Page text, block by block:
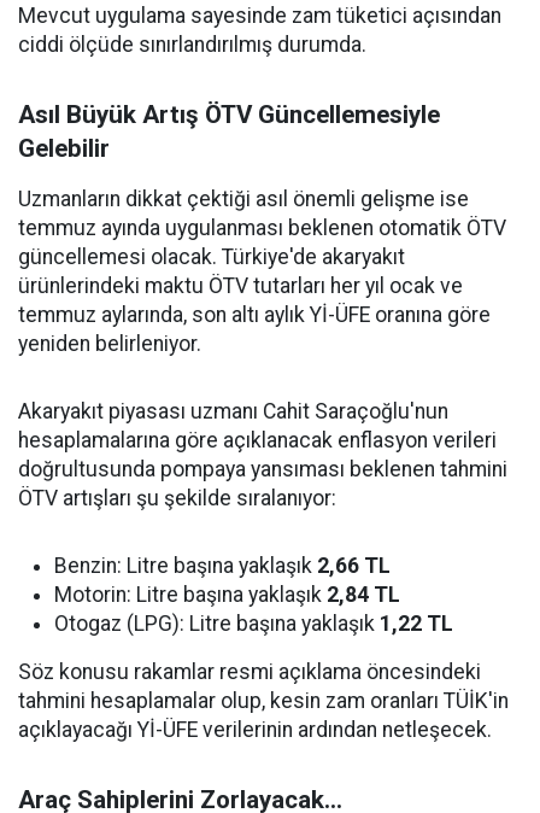
Mevcut uygulama sayesinde zam tüketici açısından
ciddi ölçüde sınırlandırılmış durumda.
Asıl Büyük Artış ÖTV Güncellemesiyle
Gelebilir
Uzmanların dikkat çektiği asıl önemli gelişme ise
temmuz ayında uygulanması beklenen otomatik ÖTV
güncellemesi olacak. Türkiye'de akaryakıt
ürünlerindeki maktu ÖTV tutarları her yıl ocak ve
temmuz aylarında, son altı aylık Yİ-ÜFE oranına göre
yeniden belirleniyor.
Akaryakıt piyasası uzmanı Cahit Saraçoğlu'nun
hesaplamalarına göre açıklanacak enflasyon verileri
doğrultusunda pompaya yansıması beklenen tahmini
ÖTV artışları şu şekilde sıralanıyor:
Benzin: Litre başına yaklaşık 2,66 TL
Motorin: Litre başına yaklaşık 2,84 TL
Otogaz (LPG): Litre başına yaklaşık 1,22 TL
Söz konusu rakamlar resmi açıklama öncesindeki
tahmini hesaplamalar olup, kesin zam oranları TÜİK'in
açıklayacağı Yİ-ÜFE verilerinin ardından netleşecek.
Araç Sahiplerini Zorlayacak...